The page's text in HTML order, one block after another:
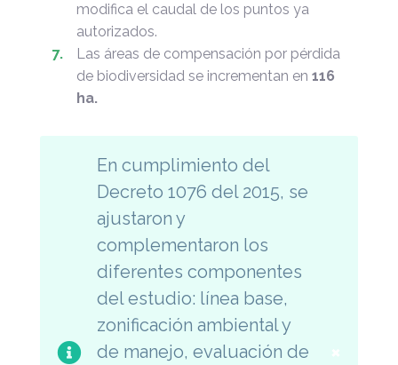
modifica el caudal de los puntos ya
autorizados.
Las áreas de compensación por pérdida
de biodiversidad se incrementan en 116
ha.
En cumplimiento del
Decreto 1076 del 2015, se
ajustaron y
complementaron los
diferentes componentes
del estudio: línea base,
zonificación ambiental y
de manejo, evaluación de
×